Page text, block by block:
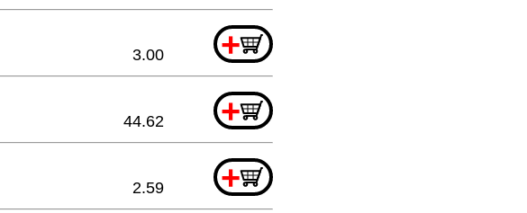
+
3.00
+
44.62
+
2.59